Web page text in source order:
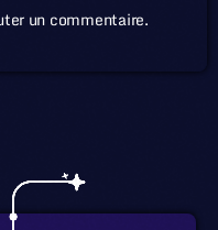
un commentaire.